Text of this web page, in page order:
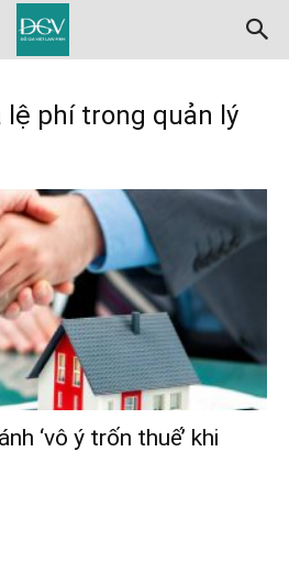
lệ phí trong quản lý
‘vô ý trốn thuế’ khi